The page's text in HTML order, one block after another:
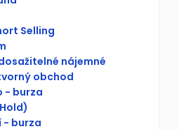
Selling
nájemné
obchod
- burza
- burza